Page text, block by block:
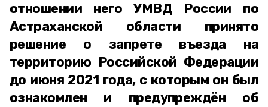
отношении него УМВД России по
Астраханской области принято
решение о запрете въезда на
территорию Российской Федерации
до июня 2021 года, с которым он был
ознакомлен и предупреждён об